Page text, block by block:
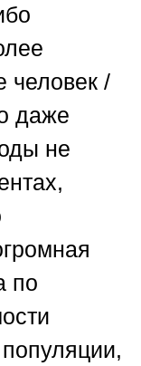
человек /
даже
не
по